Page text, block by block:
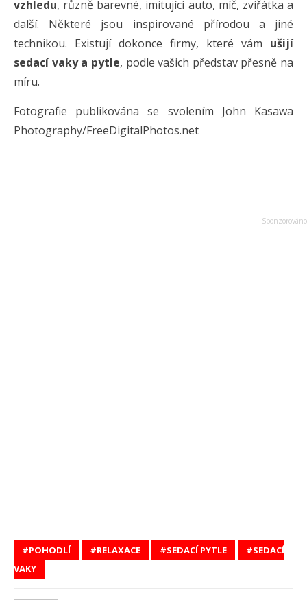
vzhledu, různě barevné, imitující auto, míč, zvířátka a
další. Některé jsou inspirované přírodou a jiné
technikou. Existují dokonce firmy, které vám ušijí
sedací vaky a pytle, podle vašich představ přesně na
míru.
Fotografie publikována se svolením John Kasawa
Photography/FreeDigitalPhotos.net
POHODLÍ RELAXACE SEDACÍ PYTLE
SEDACÍ
VAKY